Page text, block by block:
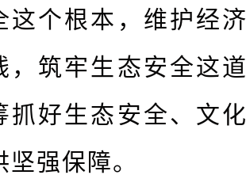
这个根本，维护经
，筑牢生态安全这
抓好生态安全、文
坚强保障。